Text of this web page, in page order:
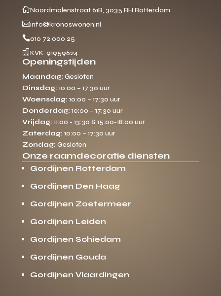
Noordmolenstraat 61B, 3035 RH Rotterdam
info@kronoswonen.nl
010 72 000 25
 KVK: 91959624
Openingstijden
Maandag: Gesloten
Dinsdag: 10:00 – 17:30 uur
Woensdag: 10:00 – 17:30 uur
Donderdag: 10:00 – 17:30 uur
Vrijdag: 11:00 - 13:30 & 15:00-18:00 uur
Zaterdag: 10:00 – 17:30 uur
Zondag: Gesloten
Onze raamdecoratie diensten
Gordijnen Rotterdam
Gordijnen Den Haag
Gordijnen Zoetermeer
Gordijnen Leiden
Gordijnen Schiedam
Gordijnen Gouda
Gordijnen Vlaardingen